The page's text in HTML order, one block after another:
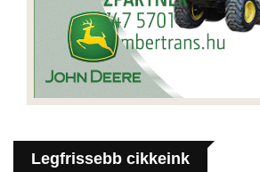
Legfrissebb cikkeink